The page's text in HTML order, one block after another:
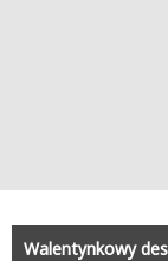
Walentynkowy